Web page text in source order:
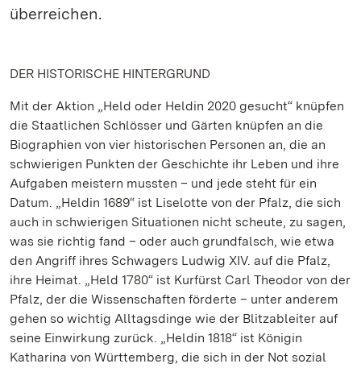
überreichen.
DER HISTORISCHE HINTERGRUND
Mit der Aktion „Held oder Heldin 2020 gesucht“ knüpfen
die Staatlichen Schlösser und Gärten knüpfen an die
Biographien von vier historischen Personen an, die an
schwierigen Punkten der Geschichte ihr Leben und ihre
Aufgaben meistern mussten – und jede steht für ein
Datum. „Heldin 1689“ ist Liselotte von der Pfalz, die sich
auch in schwierigen Situationen nicht scheute, zu sagen,
was sie richtig fand – oder auch grundfalsch, wie etwa
den Angriff ihres Schwagers Ludwig XIV. auf die Pfalz,
ihre Heimat. „Held 1780“ ist Kurfürst Carl Theodor von der
Pfalz, der die Wissenschaften förderte – unter anderem
gehen so wichtig Alltagsdinge wie der Blitzableiter auf
seine Einwirkung zurück. „Heldin 1818“ ist Königin
Katharina von Württemberg, die sich in der Not sozial